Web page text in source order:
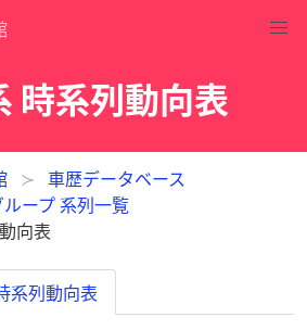
時系列動向表
車歴データベース
ープ 系列一覧
向表
系列動向表